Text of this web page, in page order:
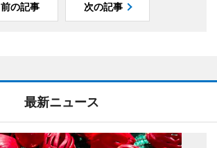
前の記事 次の記事
最新ニュース